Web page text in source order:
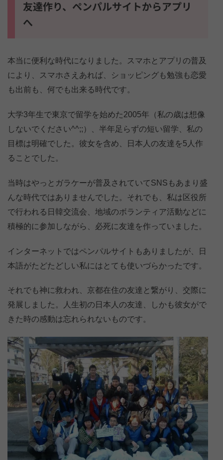
友達作り、ペンパルサイトからアプリ
へ
本当に便利な時代になりました。スマホとアプリの普及
により、スマホさえあれば、ショッピングも勉強も恋愛
も出前も、何でも出来る時代です。
大学3年生で東京で留学を始めた2005年（私の歳は想像
しないでください^^;;）、半年足らずの短い留学、私の
目標は明確でした。彼女を含め、日本人の友達を5人作
ることでした。
当時はやっとガラケーが普及されていてSNSもあまり盛
んな時代ではありませんでした。それでも、私は区役所
で行われる日韓交流会、地域のボランティア活動などに
積極的に参加しながら、必死に友達を作っていました。
インターネットではペンパルサイトもありましたが、日
本語がたどたどしい私にはとても使いづらかったです。
それでも神に救われ、京都在住の友達と繋がり、交際に
発展しました。人生初の日本人の友達、しかも彼女がで
きた時の感動は忘れられないものです。